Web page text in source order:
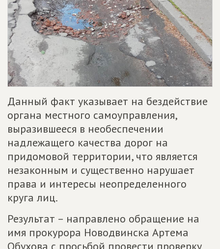
Данный факт указывает на бездействие
органа местного самоуправления,
выразившееся в необеспечении
надлежащего качества дорог на
придомовой территории, что является
незаконным и существенно нарушает
права и интересы неопределенного
круга лиц.
Результат – направлено обращение на
имя прокурора Новодвинска Артема